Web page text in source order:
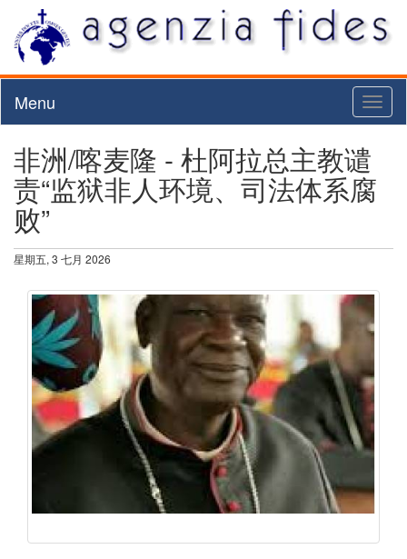
Menu
非洲/喀麦隆 - 杜阿拉总主教谴
责“监狱非人环境、司法体系腐
败”
星期五, 3 七月 2026